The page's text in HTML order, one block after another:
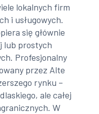
lokalnych firm
i usługowych.
się głównie
lub prostych
Profesjonalny
przez Alte
rynku –
ale całej
W